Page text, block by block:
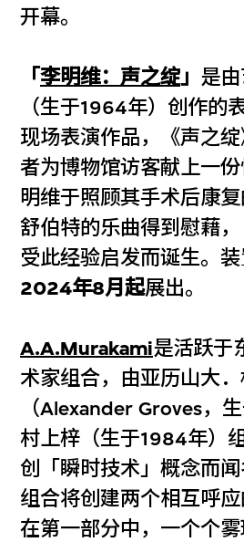
开幕。
「李明维：声之绽」 是
（生于1964年）创作的
现场表演作品，《声之
者为博物馆访客献上一
明维于照顾其手术后康
舒伯特的乐曲得到慰藉
受此经验启发而诞生。
2024年8月起展出。
A.A.Murakami是活跃于
术家组合，由亚历山大
（Alexander Groves，
村上梓（生于1984年）
创「瞬时技术」概念而
组合将创建两个相互呼应
在第一部分中，一个个